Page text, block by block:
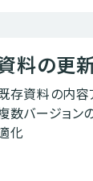
料の更
存資料の内
数バージョン
化